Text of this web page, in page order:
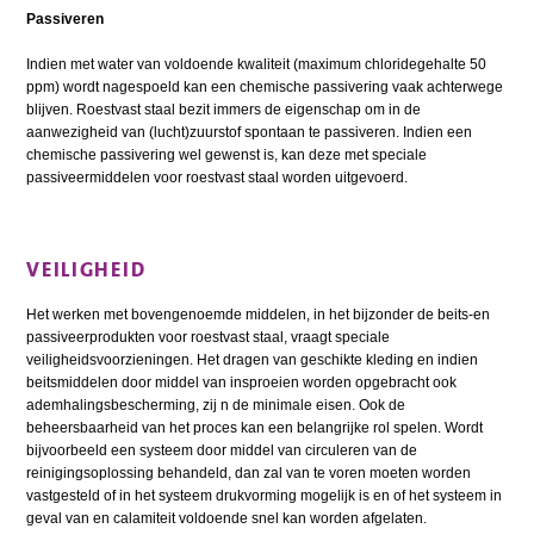
Passiveren
Indien met water van voldoende kwaliteit (maximum chloridegehalte 50
ppm) wordt nagespoeld kan een chemische passivering vaak achterwege
blijven. Roestvast staal bezit immers de eigenschap om in de
aanwezigheid van (lucht)zuurstof spontaan te passiveren. Indien een
chemische passivering wel gewenst is, kan deze met speciale
passiveermiddelen voor roestvast staal worden uitgevoerd.
VEILIGHEID
Het werken met bovengenoemde middelen, in het bijzonder de beits-en
passiveerprodukten voor roestvast staal, vraagt speciale
veiligheidsvoorzieningen. Het dragen van geschikte kleding en indien
beitsmiddelen door middel van insproeien worden opgebracht ook
ademhalingsbescherming, zij n de minimale eisen. Ook de
beheersbaarheid van het proces kan een belangrijke rol spelen. Wordt
bijvoorbeeld een systeem door middel van circuleren van de
reinigingsoplossing behandeld, dan zal van te voren moeten worden
vastgesteld of in het systeem drukvorming mogelijk is en of het systeem in
geval van en calamiteit voldoende snel kan worden afgelaten.